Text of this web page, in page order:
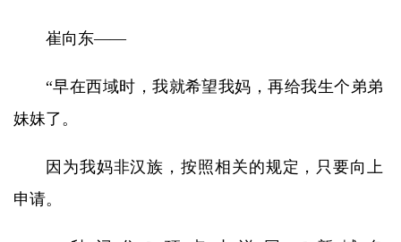
崔向东——
“早在西域时，我就希望我妈，再给我生个弟弟
妹妹了。
因为我妈非汉族，按照相关的规定，只要向上
申请。